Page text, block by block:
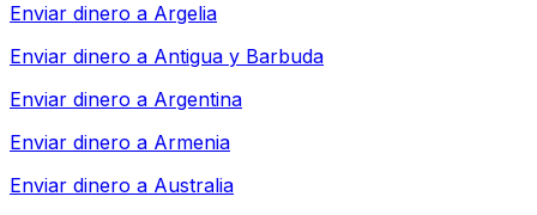
Enviar dinero a Argelia
Enviar dinero a Antigua y Barbuda
Enviar dinero a Argentina
Enviar dinero a Armenia
Enviar dinero a Australia